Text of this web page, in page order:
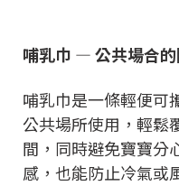
哺乳巾 — 公共場合
哺乳巾是一條輕便可
公共場所使用，輕鬆
間，同時避免寶寶分
感，也能防止冷氣或